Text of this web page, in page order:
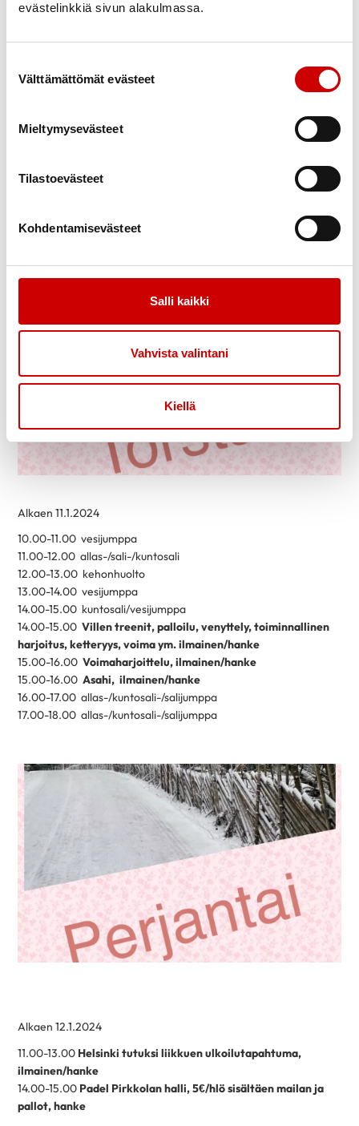
evästelinkkiä sivun alakulmassa.
Välttämättömät evästeet
Mieltymysevästeet
Tilastoevästeet
Kohdentamisevästeet
Salli kaikki
Vahvista valintani
Kiellä
13.00-15.00Helsinki tutuksi liikkuen ulkoilutapahtuma,
Alkaen 11.1.2024
10.00-11.00 vesijumppa
11.00-12.00 allas-/sali-/kuntosali
12.00-13.00 kehonhuolto
13.00-14.00 vesijumppa
14.00-15.00 kuntosali/vesijumppa
14.00-15.00Villen treenit, palloilu, venyttely, toiminnallinen
harjoitus, ketteryys, voima ym. ilmainen/hanke
15.00-16.00Voimaharjoittelu, ilmainen/hanke
15.00-16.00Asahi, ilmainen/hanke
16.00-17.00 allas-/kuntosali-/salijumppa
17.00-18.00 allas-/kuntosali-/salijumppa
Alkaen 12.1.2024
11.00-13.00 Helsinki tutuksi liikkuen ulkoilutapahtuma,
ilmainen/hanke
14.00-15.00 Padel Pirkkolan halli, 5€/hlö sisältäen mailan ja
pallot, hanke